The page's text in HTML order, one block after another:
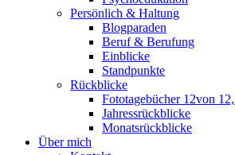
Persönlich & Haltung
Blogparaden
Beruf & Berufung
Einblicke
Standpunkte
Rückblicke
Fototagebücher 12von
Jahressrückblicke
Monatsrückblicke
Über mich